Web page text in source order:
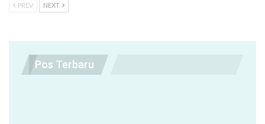
PREV NEXT
Pos Terbaru